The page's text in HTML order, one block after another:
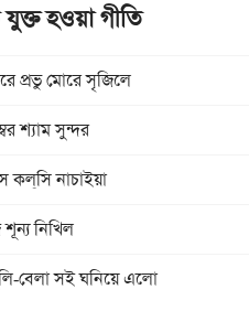
যুক্ত হওয়া গীতি
প্রভু মোরে সৃজিলে
শ্যাম সুন্দর
কল্‌সি নাচাইয়া
নিখিল
বেলা সই ঘনিয়ে এলো